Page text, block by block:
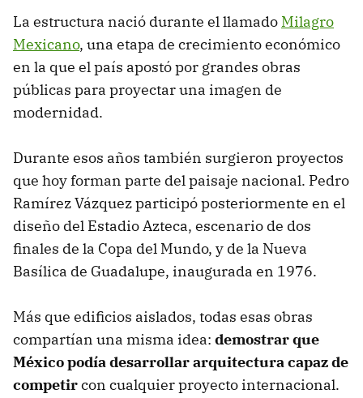
La estructura nació durante el llamado Milagro
Mexicano, una etapa de crecimiento económico
en la que el país apostó por grandes obras
públicas para proyectar una imagen de
modernidad.
Durante esos años también surgieron proyectos
que hoy forman parte del paisaje nacional. Pedro
Ramírez Vázquez participó posteriormente en el
diseño del Estadio Azteca, escenario de dos
finales de la Copa del Mundo, y de la Nueva
Basílica de Guadalupe, inaugurada en 1976.
Más que edificios aislados, todas esas obras
compartían una misma idea: demostrar que
México podía desarrollar arquitectura capaz de
competircon cualquier proyecto internacional.